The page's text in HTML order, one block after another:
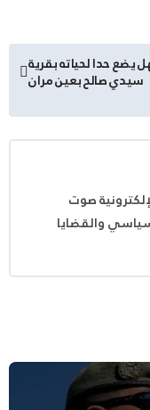
يضع حدا لحياته بقرية
سيدي صالح بعين مران
صوت
والقضايا